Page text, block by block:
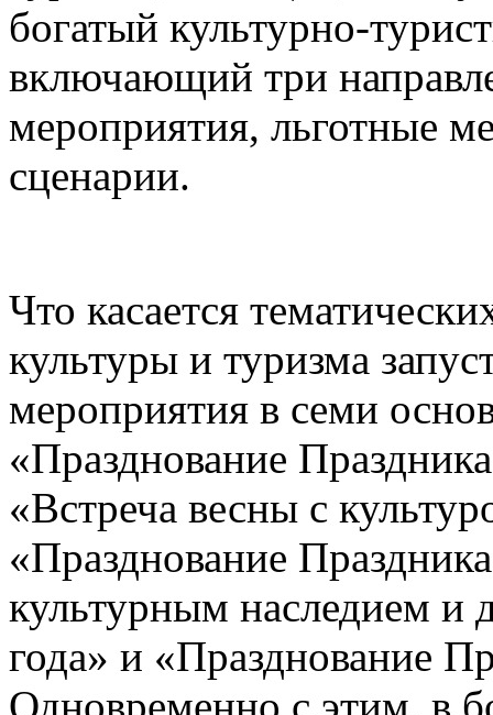
богатый культурно-
включающий три
мероприятия, льготные
сценарии.
Что касается
культуры и туризма
мероприятия в семи
«Празднование
«Встреча весны с
«Празднование
культурным наследием и
года» и «Празднование
Одновременно с этим, в